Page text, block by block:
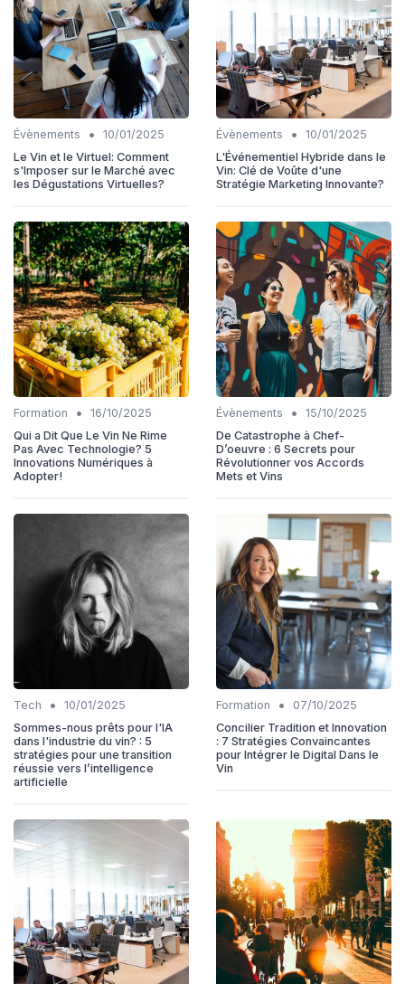
Évènements •
10/01/2025
Le Vin et le Virtuel: Comment
s'Imposer sur le Marché avec
les Dégustations Virtuelles?
Évènements •
10/01/2025
L'Événementiel Hybride dans le
Vin: Clé de Voûte d'une
Stratégie Marketing Innovante?
Formation •
16/10/2025
Qui a Dit Que Le Vin Ne Rime
Pas Avec Technologie? 5
Innovations Numériques à
Adopter!
Évènements •
15/10/2025
De Catastrophe à Chef-
D’oeuvre : 6 Secrets pour
Révolutionner vos Accords
Mets et Vins
Tech •
10/01/2025
Sommes-nous prêts pour l'IA
dans l'industrie du vin? : 5
stratégies pour une transition
réussie vers l’intelligence
artificielle
Formation •
07/10/2025
Concilier Tradition et Innovation
: 7 Stratégies Convaincantes
pour Intégrer le Digital Dans le
Vin